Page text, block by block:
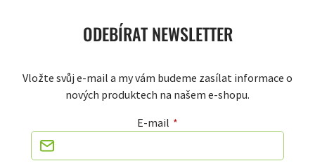
ODEBÍRAT NEWSLETTER
Vložte svůj e-mail a my vám budeme zasílat informace o
nových produktech na našem e-shopu.
E-mail